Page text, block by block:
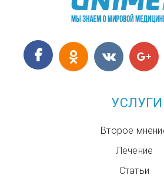
УСЛУГИ
Второе
Лечение
Статьи